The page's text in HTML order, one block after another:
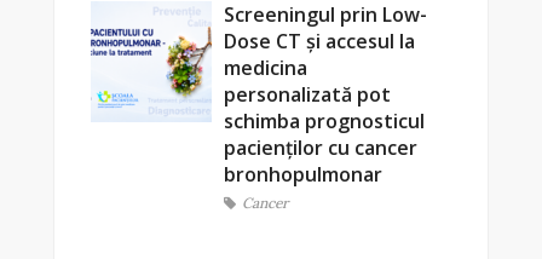
Screeningul prin Low-
Dose CT și accesul la
medicina
personalizată pot
schimba prognosticul
pacienților cu cancer
bronhopulmonar
Cancer